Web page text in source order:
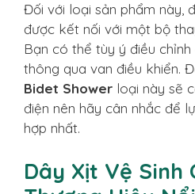
Đối với loại sản phẩm này,
được kết nối với một bộ
Bạn có thể tùy ý điều
thông qua van điều khiển.
Bidet Shower loại này sẽ
điện nên hãy cân nhắc để
hợp nhất.
Dây Xịt Vệ Sinh